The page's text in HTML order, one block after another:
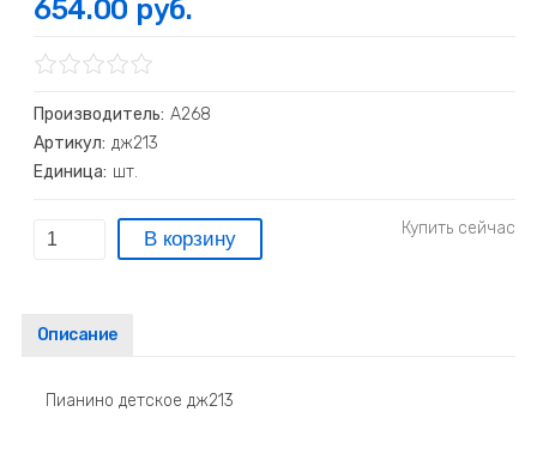
654.00 руб.
Производитель: А268
Артикул: дж213
Единица: шт.
Описание
Пианино детское дж213